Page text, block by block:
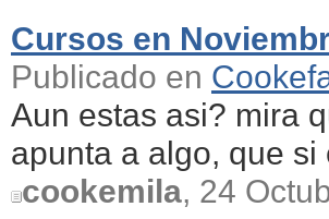
Cursos en
Publicado en
Aun estas asi? mira
apunta a algo, que
cookemila, 24